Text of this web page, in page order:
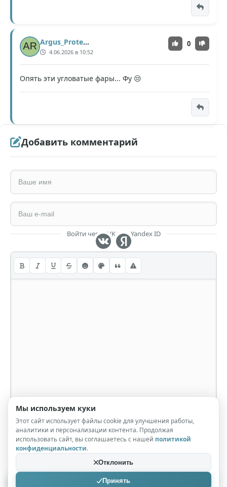
Argus_Protector
4.06.2026 в 10:52
0
Опять эти угловатые фары... Фу 😒
Добавить комментарий
Войти через VK или Yandex ID
Отправить
Мы используем куки
Этот сайт использует файлы cookie для улучшения работы,
аналитики и персонализации контента. Продолжая
использовать сайт, вы соглашаетесь с нашей политикой
конфиденциальности.
Отклонить
Принять